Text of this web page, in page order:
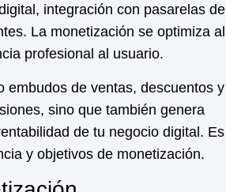
integración con pasarelas de
La monetización se optimiza al
profesional al usuario.
embudos de ventas, descuentos y
sino que también genera
de tu negocio digital. Es
y objetivos de monetización.